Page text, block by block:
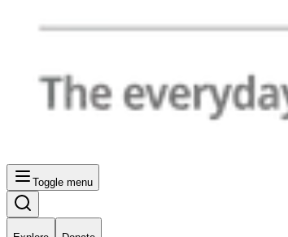
Toggle menu